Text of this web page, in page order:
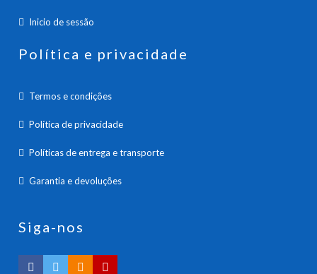
Inicio de sessão
Política e privacidade
Termos e condições
Política de privacidade
Políticas de entrega e transporte
Garantia e devoluções
Siga-nos